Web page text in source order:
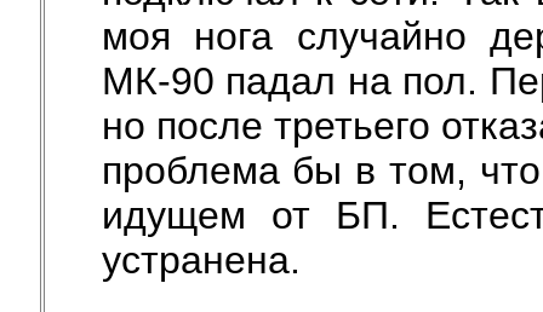
моя нога случайно
МК-90 падал на пол.
но после третьего
проблема бы в том,
идущем от БП.
устранена.